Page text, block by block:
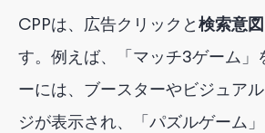
CPPは、広告クリックと検索意図
す。例えば、「マッチ3ゲーム」
ーには、ブースターやビジュア
ジが表示され、「パズルゲーム